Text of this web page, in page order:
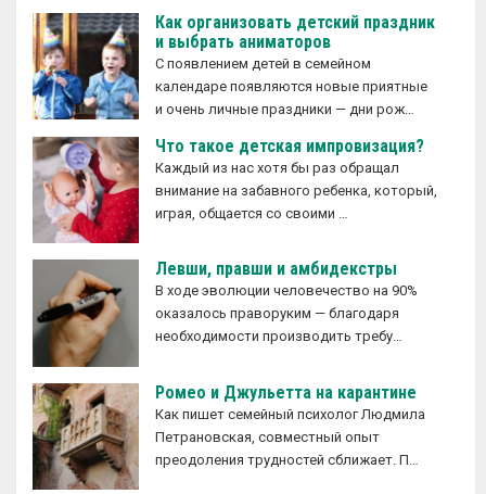
Как организовать детский праздник
и выбрать аниматоров
С появлением детей в семейном
календаре появляются новые приятные
и очень личные праздники — дни рож…
Что такое детская импровизация?
Каждый из нас хотя бы раз обращал
внимание на забавного ребенка, который,
играя, общается со своими …
Левши, правши и амбидекстры
В ходе эволюции человечество на 90%
оказалось праворуким — благодаря
необходимости производить требу…
Ромео и Джульетта на карантине
Как пишет семейный психолог Людмила
Петрановская, совместный опыт
преодоления трудностей сближает. П…